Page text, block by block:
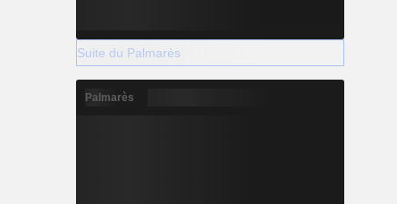
Suite du Palmarès
Palmarès